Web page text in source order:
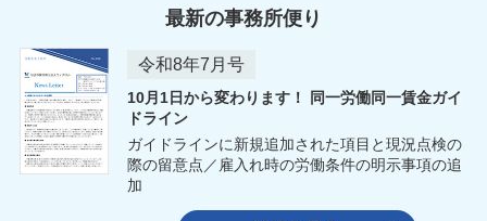
最新の事務所便り
令和8年7月号
10月1日から変わります！ 同一労働同一賃金ガイ
ドライン
ガイドラインに新規追加された項目と現況点検の
際の留意点／雇入れ時の労働条件の明示事項の追
加